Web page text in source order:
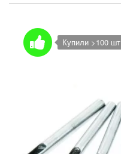
Купили >100 шт